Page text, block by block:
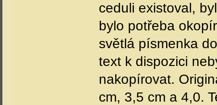
ceduli existoval,
bylo potřeba
světlá písmenka
text k dispozici
nakopírovat.
cm, 3,5 cm a 4,0.